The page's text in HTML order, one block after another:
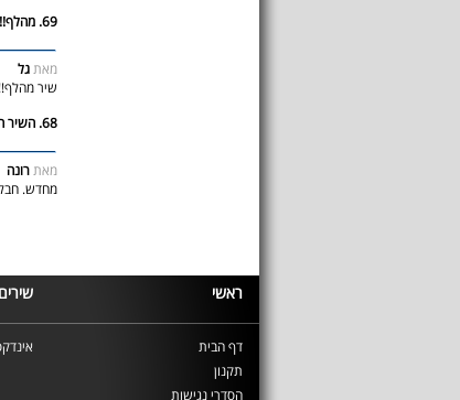
69. מהלף!!!!!!!!!!
מאתגל
שיר
68. השיר הזה מצמרר אותי בכל פעם
מאתרונה
מחדש.
ראשי שירים
דף הבית
תקנון
הסדרי נגישות